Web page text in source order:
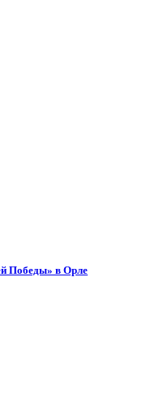
Победы» в Орле